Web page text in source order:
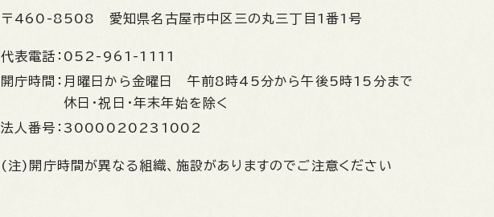
〒460-8508 愛知県名古屋市中区三の丸三丁目1番1号
代表電話： 052-961-1111
開庁時間： 月曜日から金曜日 午前8時45分から午後5時15分まで
休日・祝日・年末年始を除く
法人番号： 3000020231002
(注)開庁時間が異なる組織、施設がありますのでご注意ください